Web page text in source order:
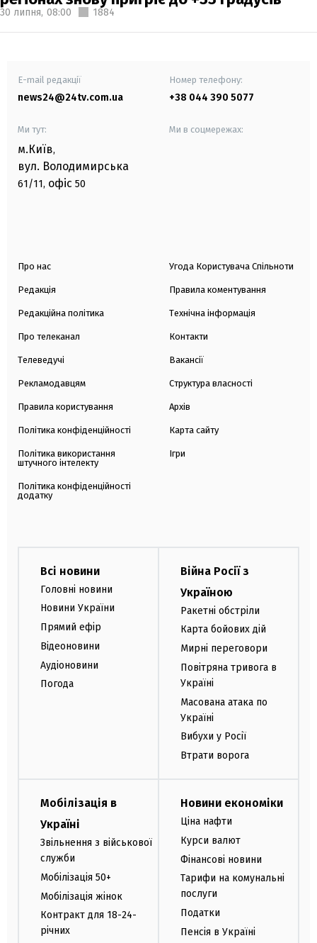
30 липня, 08:00 1884
E-mail редакції
news24@24tv.com.ua
Номер телефону:
+38 044 390 5077
Ми тут:
м.Київ,
вул. Володимирська
61/11, офіс 50
Ми в соцмережах:
Про нас
Редакція
Редакційна політика
Про телеканал
Телеведучі
Рекламодавцям
Правила користування
Політика конфіденційності
Політика використання
штучного інтелекту
Політика конфіденційності
додатку
Угода Користувача Спільноти
Правила коментування
Технічна інформація
Контакти
Вакансії
Структура власності
Архів
Карта сайту
Ігри
Всі новини
Головні новини
Новини України
Прямий ефір
Відеоновини
Аудіоновини
Погода
Війна Росії з
Україною
Ракетні обстріли
Карта бойових дій
Мирні переговори
Повітряна тривога в
Україні
Масована атака по
Україні
Вибухи у Росії
Втрати ворога
Мобілізація в
Україні
Звільнення з військової
служби
Мобілізація 50+
Мобілізація жінок
Контракт для 18-24-
річних
Новини економіки
Ціна нафти
Курси валют
Фінансові новини
Тарифи на комунальні
послуги
Податки
Пенсія в Україні